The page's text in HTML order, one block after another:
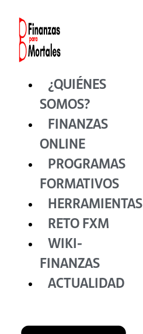
contenido
¿QUIÉNES
SOMOS?
FINANZAS
ONLINE
PROGRAMAS
FORMATIVOS
HERRAMIENTAS
RETO FXM
WIKI-
FINANZAS
ACTUALIDAD